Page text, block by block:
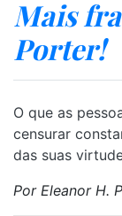
Mais
Porter!
O que as
censurar
das suas
Por Eleanor H.